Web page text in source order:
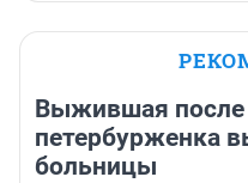
Выжившая после
петербурженка
больницы